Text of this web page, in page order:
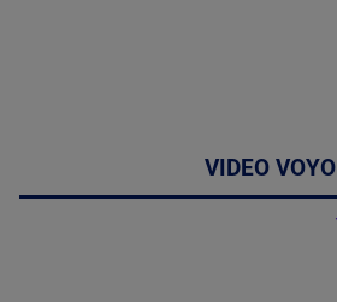
VIDEO VOYO